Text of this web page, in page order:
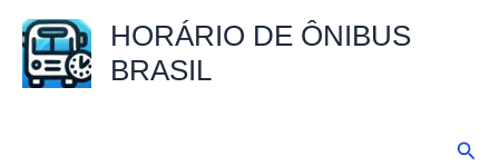
para
HORÁRIO DE ÔNIBUS
BRASIL